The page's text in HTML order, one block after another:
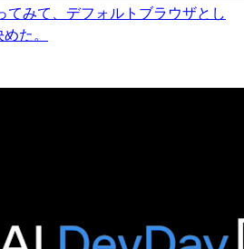
みて、デフォルトブラウザとし
た。